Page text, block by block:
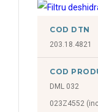
COD DTN
203.18.4821
COD
DML 032
023Z4552